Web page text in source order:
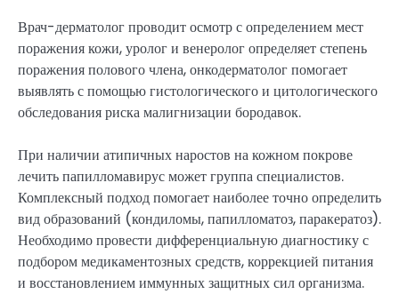
Врач-дерматолог проводит осмотр с определением мест
поражения кожи, уролог и венеролог определяет степень
поражения полового члена, онкодерматолог помогает
выявлять с помощью гистологического и цитологического
обследования риска малигнизации бородавок.
При наличии атипичных наростов на кожном покрове
лечить папилломавирус может группа специалистов.
Комплексный подход помогает наиболее точно определить
вид образований (кондиломы, папилломатоз, паракератоз).
Необходимо провести дифференциальную диагностику с
подбором медикаментозных средств, коррекцией питания
и восстановлением иммунных защитных сил организма.